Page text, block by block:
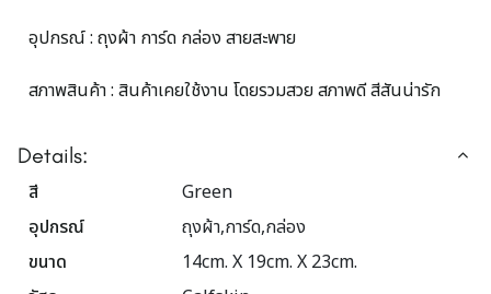
อุปกรณ์ : ถุงผ้า การ์ด กล่อง สายสะพาย
สภาพสินค้า : สินค้าเคยใช้งาน โดยรวมสวย สภาพดี สีสันน่ารัก
Details:
สี
Green
อุปกรณ์
ถุงผ้า,การ์ด,กล่อง
ขนาด
14cm. X 19cm. X 23cm.